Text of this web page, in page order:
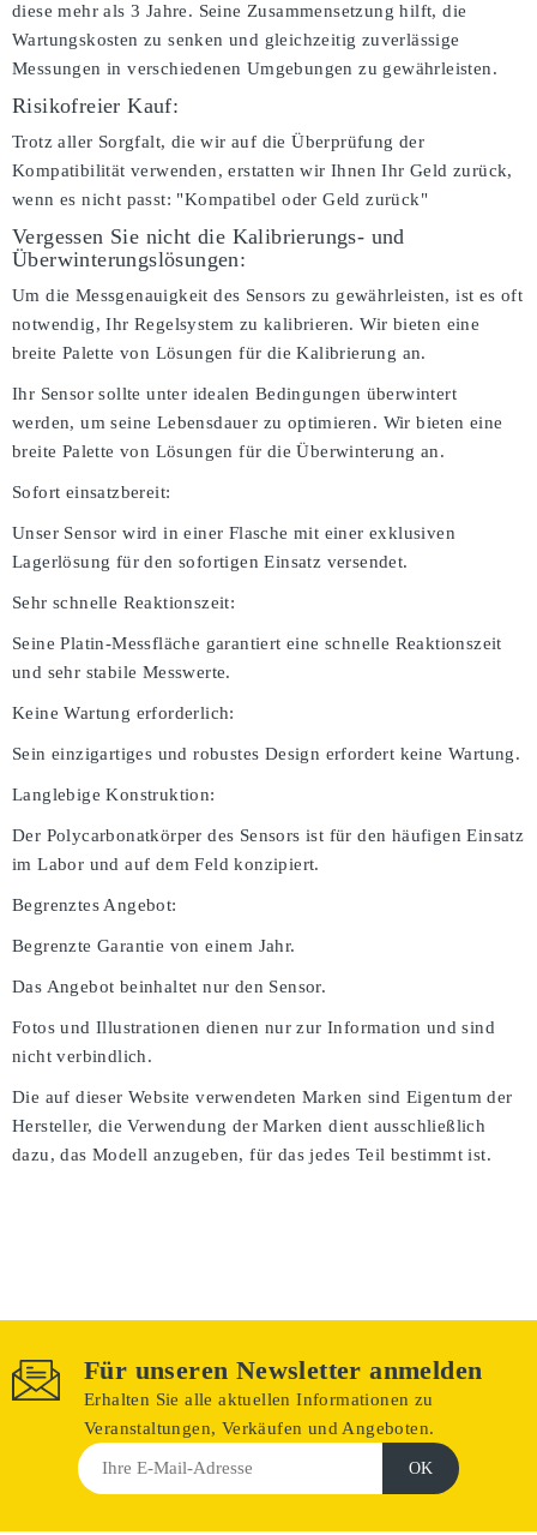
diese mehr als 3 Jahre. Seine Zusammensetzung hilft, die
Wartungskosten zu senken und gleichzeitig zuverlässige
Messungen in verschiedenen Umgebungen zu gewährleisten.
Risikofreier Kauf:
Trotz aller Sorgfalt, die wir auf die Überprüfung der
Kompatibilität verwenden, erstatten wir Ihnen Ihr Geld zurück,
wenn es nicht passt: "Kompatibel oder Geld zurück"
Vergessen Sie nicht die Kalibrierungs- und
Überwinterungslösungen:
Um die Messgenauigkeit des Sensors zu gewährleisten, ist es oft
notwendig, Ihr Regelsystem zu kalibrieren. Wir bieten eine
breite Palette von Lösungen für die Kalibrierung an.
Ihr Sensor sollte unter idealen Bedingungen überwintert
werden, um seine Lebensdauer zu optimieren. Wir bieten eine
breite Palette von Lösungen für die Überwinterung an.
Sofort einsatzbereit:
Unser Sensor wird in einer Flasche mit einer exklusiven
Lagerlösung für den sofortigen Einsatz versendet.
Sehr schnelle Reaktionszeit:
Seine Platin-Messfläche garantiert eine schnelle Reaktionszeit
und sehr stabile Messwerte.
Keine Wartung erforderlich:
Sein einzigartiges und robustes Design erfordert keine Wartung.
Langlebige Konstruktion:
Der Polycarbonatkörper des Sensors ist für den häufigen Einsatz
im Labor und auf dem Feld konzipiert.
Begrenztes Angebot:
Begrenzte Garantie von einem Jahr.
Das Angebot beinhaltet nur den Sensor.
Fotos und Illustrationen dienen nur zur Information und sind
nicht verbindlich.
Die auf dieser Website verwendeten Marken sind Eigentum der
Hersteller, die Verwendung der Marken dient ausschließlich
dazu, das Modell anzugeben, für das jedes Teil bestimmt ist.
Für unseren Newsletter anmelden
Erhalten Sie alle aktuellen Informationen zu
Veranstaltungen, Verkäufen und Angeboten.